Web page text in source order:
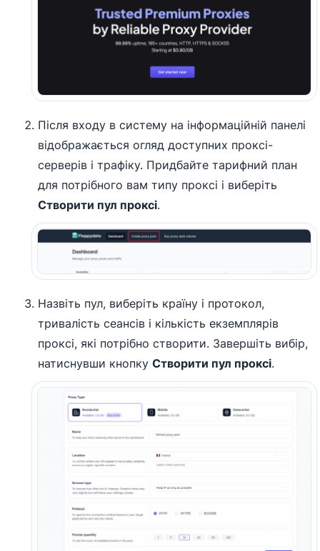
Після входу в систему на інформаційній панелі
відображається огляд доступних проксі-
серверів і трафіку. Придбайте тарифний план
для потрібного вам типу проксі і виберіть
Створити пул проксі.
Назвіть пул, виберіть країну і протокол,
тривалість сеансів і кількість екземплярів
проксі, які потрібно створити. Завершіть вибір,
натиснувши кнопкуСтворити пул проксі.